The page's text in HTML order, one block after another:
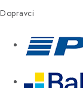
Dopravci